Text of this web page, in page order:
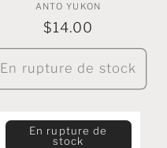
Marchands
:
ANTO YUKON
Prix
régulier
$14.00
En rupture de stock
En rupture de
stock